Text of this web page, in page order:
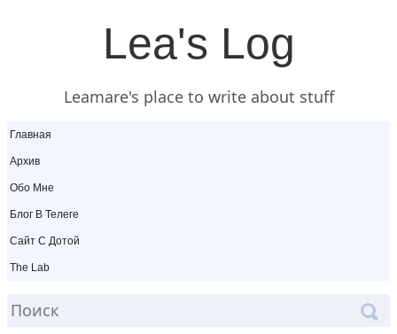
Lea's Log
Leamare's place to write about stuff
Главная
Архив
Обо Мне
Блог В Телеге
Сайт С Дотой
The Lab